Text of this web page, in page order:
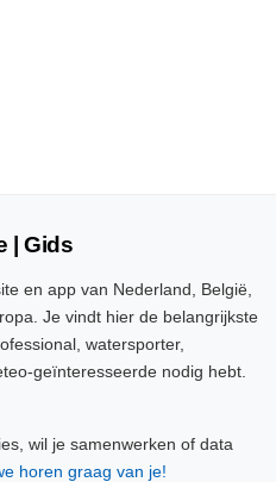
| Gids
en app van Nederland, België,
Je vindt hier de belangrijkste
watersporter,
geïnteresseerde nodig hebt.
wil je samenwerken of data
horen graag van je!